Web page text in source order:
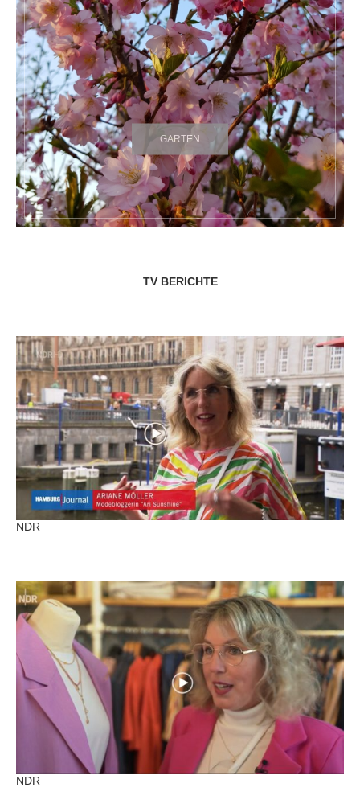
GARTEN
TV BERICHTE
NDR
NDR